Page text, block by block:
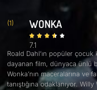
(1) WONKA
7.1
Roald Dahl’ın popüler çocuk
dayanan film, dünyaca ünlü
Wonka’nın maceralarına ve
tanıştığına odaklanıyor.